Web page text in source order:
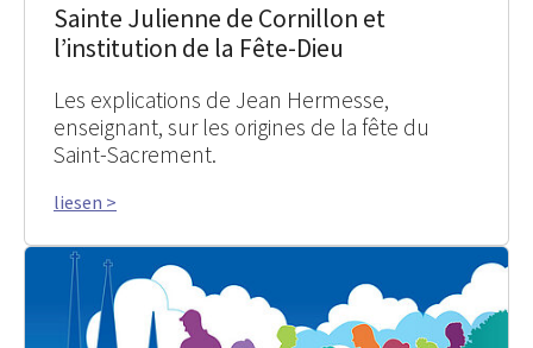
Sainte Julienne de Cornillon et
l’institution de la Fête-Dieu
Les explications de Jean Hermesse,
enseignant, sur les origines de la fête du
Saint-Sacrement.
liesen >